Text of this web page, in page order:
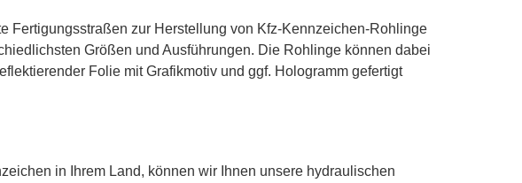
Fertigungsstraßen zur Herstellung von Kfz-Kennzeichen-Rohlinge
Größen und Ausführungen. Die Rohlinge können dabei
Folie mit Grafikmotiv und ggf. Hologramm gefertigt
in Ihrem Land, können wir Ihnen unsere hydraulischen